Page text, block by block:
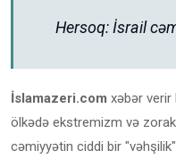
Hersoq: İsrail
İslamazeri.com xəbər verir
ölkədə ekstremizm və
cəmiyyətin ciddi bir "vəhşilik"